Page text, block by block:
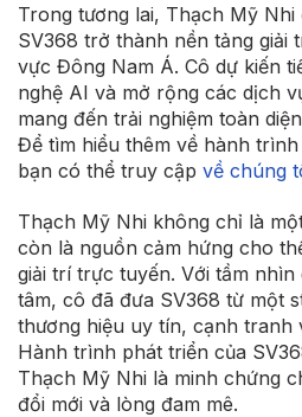
Trong tương lai, Thạch Mỹ Nhi
SV368 trở thành nền tảng giải
vực Đông Nam Á. Cô dự kiến
nghệ AI và mở rộng các dịch
mang đến trải nghiệm toàn
Để tìm hiểu thêm về hành
bạn có thể truy cập về chúng
Thạch Mỹ Nhi không chỉ là
còn là nguồn cảm hứng cho
giải trí trực tuyến. Với tầm
tâm, cô đã đưa SV368 từ một
thương hiệu uy tín, cạnh tranh
Hành trình phát triển của
Thạch Mỹ Nhi là minh chứng
đổi mới và lòng đam mê.